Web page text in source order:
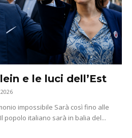
e le luci dell’Est
impossibile Sarà così fino alle
popolo italiano sarà in balia del...